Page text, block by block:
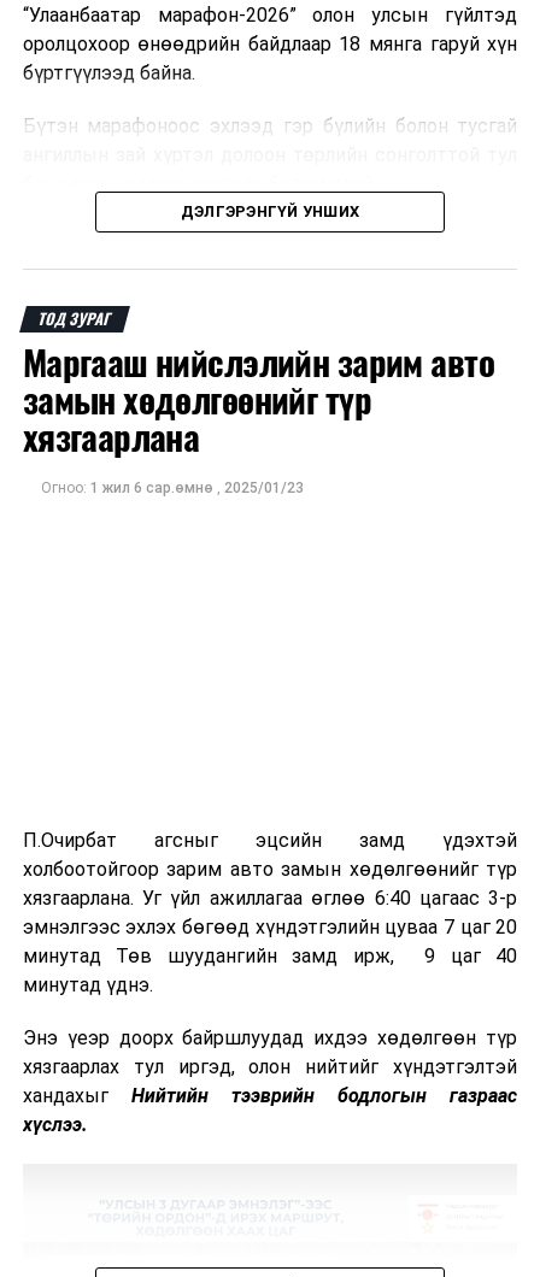
“Улаанбаатар марафон-2026” олон улсын гүйлтэд
оролцохоор өнөөдрийн байдлаар 18 мянга гаруй хүн
бүртгүүлээд байна.
Бүтэн марафоноос эхлээд гэр бүлийн болон тусгай
Иймд оролцогчид өөрийн насны ангилал, бэлтгэлийн
түвшинд тохирсон зайгаа сонгон, тавдугаар сарын 1-
ДЭЛГЭРЭНГҮЙ УНШИХ
ТОД ЗУРАГ
Маргааш нийслэлийн зарим авто
замын хөдөлгөөнийг түр
хязгаарлана
Огноо: 1 жил 6 сар.өмнө , 2025/01/23
П.Очирбат агсныг эцсийн замд үдэхтэй
холбоотойгоор зарим авто замын хөдөлгөөнийг түр
хязгаарлана. Уг үйл ажиллагаа өглөө 6:40 цагаас 3-р
эмнэлгээс эхлэх бөгөөд хүндэтгэлийн цуваа 7 цаг 20
минутад Төв шуудангийн замд ирж, 9 цаг 40
минутад үднэ.
Энэ үеэр доорх байршлуудад ихдээ хөдөлгөөн түр
хязгаарлах тул иргэд, олон нийтийг хүндэтгэлтэй
хандахыг Нийтийн тээврийн бодлогын газраас
хүслээ.